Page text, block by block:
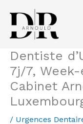
contenu
Dentiste
7j/7,
Cabinet
/ Urgences